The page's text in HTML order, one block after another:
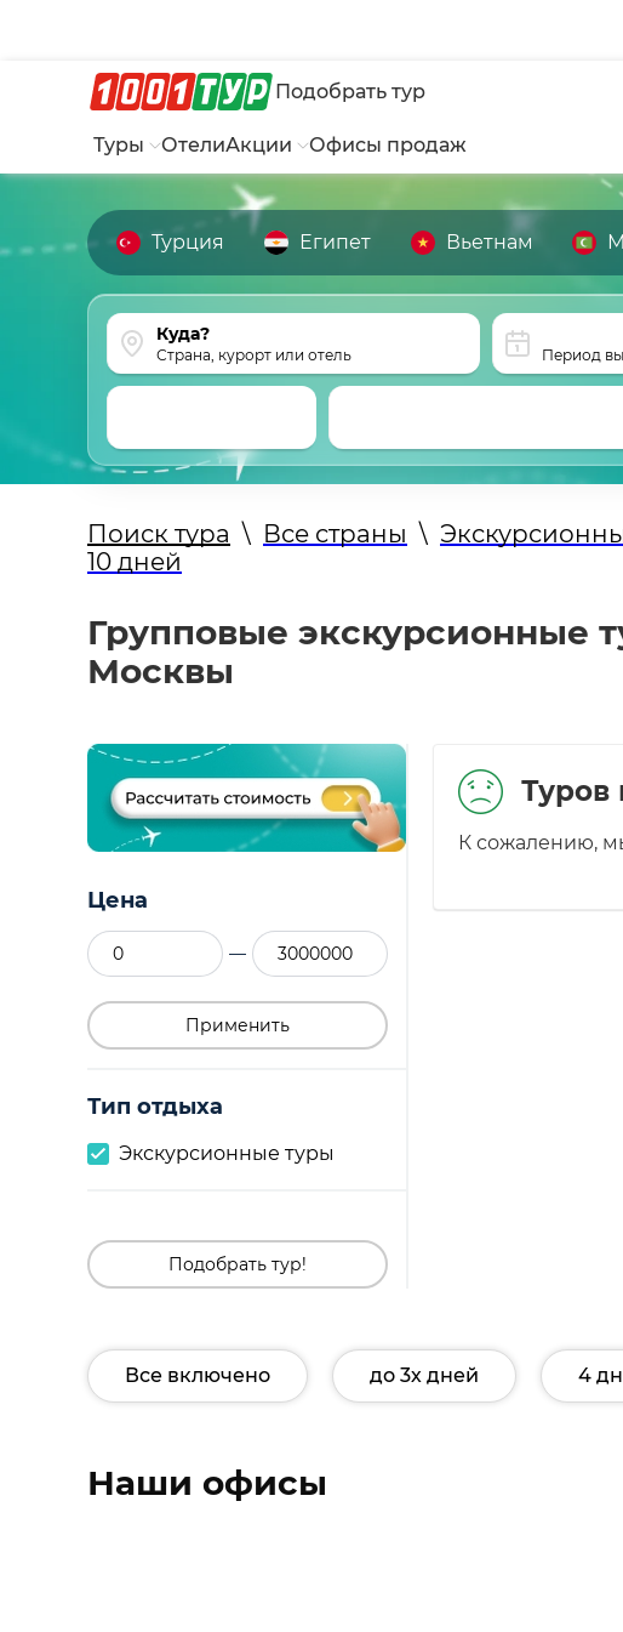
Подобрать тур
Туры ОтелиАкции Офисы продаж
Турция Египет Вьетнам
Страна, курорт или отель Период
Поиск тура \ Все страны \
10 дней
Групповые экскурсионные
Москвы
Цена
—
Применить
Тип отдыха
Экскурсионные туры
Подобрать тур!
Туров
К сожалению,
Все включено до 3х дней 4
Наши офисы